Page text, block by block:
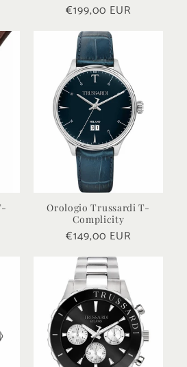
Prezzo
listino
€199,00 EUR
Orologio Trussardi T-
Complicity
Prezzo
listino
€149,00 EUR